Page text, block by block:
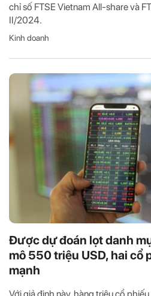
chỉ số FTSE Vietnam All-share và
II/2024.
Kinh doanh
Được dự đoán lọt danh
mô 550 triệu USD, hai cổ
mạnh